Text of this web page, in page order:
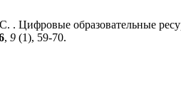
. Цифровые образовательные
, 9 (1), 59-70.